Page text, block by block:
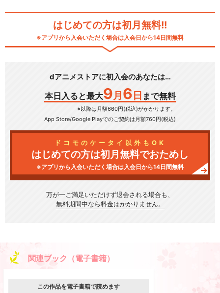
はじめての方は初月無料!!
※アプリから入会いただく場合は入会日から14日間無料
dアニメストアに初入会のあなたは…
本日入ると最大9 月 6 日 まで無料
※以降は月額660円(税込)がかかります。
App Store/Google Playでのご契約は月額760円(税込)
ドコモのケータイ以外もOK
はじめての方は初月無料でおためし
※アプリから入会いただく場合は入会日から14日間無料
万が一ご満足いただけず退会される場合も、
無料期間中なら料金はかかりません。
関連ブック（電子書籍）
この作品を電子書籍で読めます